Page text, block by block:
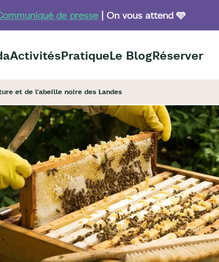
de presse| On vous attend 🩵
ActivitésPratiqueLe BlogRéserver
et de l'abeille noire des Landes